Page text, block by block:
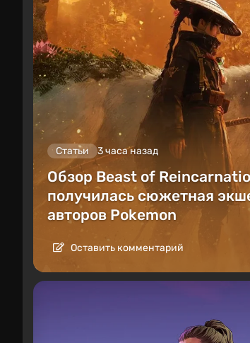
Статьи 3 часа назад
Обзор Beast of
получилась сюжетная
авторов Pokemon
Оставить комментарий